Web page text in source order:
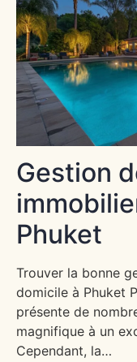
Gestion
Phuket
Trouver la bonne
domicile à Phuket
présente de
magnifique à un
Cependant, la…